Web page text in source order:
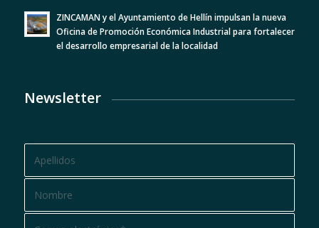
ZINCAMAN y el Ayuntamiento de Hellín impulsan la nueva
Oficina de Promoción Económica Industrial para fortalecer
el desarrollo empresarial de la localidad
Newsletter